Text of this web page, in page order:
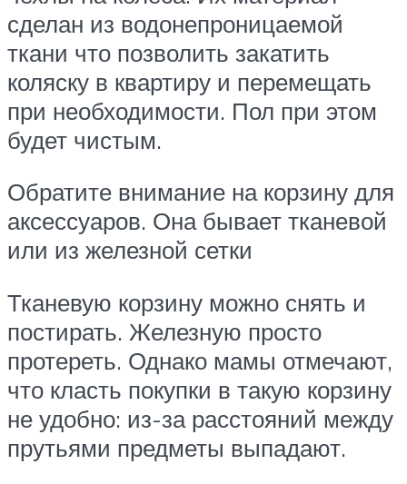
сделан из водонепроницаемой
ткани что позволить закатить
коляску в квартиру и перемещать
при необходимости. Пол при этом
будет чистым.
Обратите внимание на корзину для
аксессуаров. Она бывает тканевой
или из железной сетки
Тканевую корзину можно снять и
постирать. Железную просто
протереть. Однако мамы отмечают,
что класть покупки в такую корзину
не удобно: из-за расстояний между
прутьями предметы выпадают.